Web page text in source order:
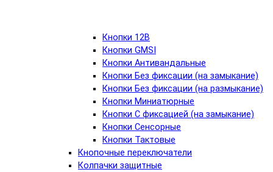
Кнопки 12В
Кнопки GMSI
Кнопки Антивандальные
Кнопки Без фиксации (на замыкание)
Кнопки Без фиксации (на размыкание)
Кнопки Миниатюрные
Кнопки С фиксацией (на замыкание)
Кнопки Сенсорные
Кнопки Тактовые
Кнопочные переключатели
Колпачки защитные